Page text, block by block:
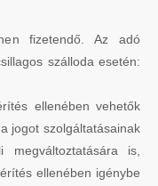
fizetendő. Az adó
szálloda esetén:
ellenében vehetők
jogot szolgáltatásainak
megváltoztatására is,
ellenében igénybe